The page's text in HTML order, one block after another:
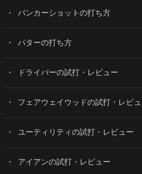
バンカーショットの打ち方
パターの打ち方
ドライバーの試打・レビュー
フェアウェイウッドの試打・レビ
ユーティリティの試打・レビュー
アイアンの試打・レビュー